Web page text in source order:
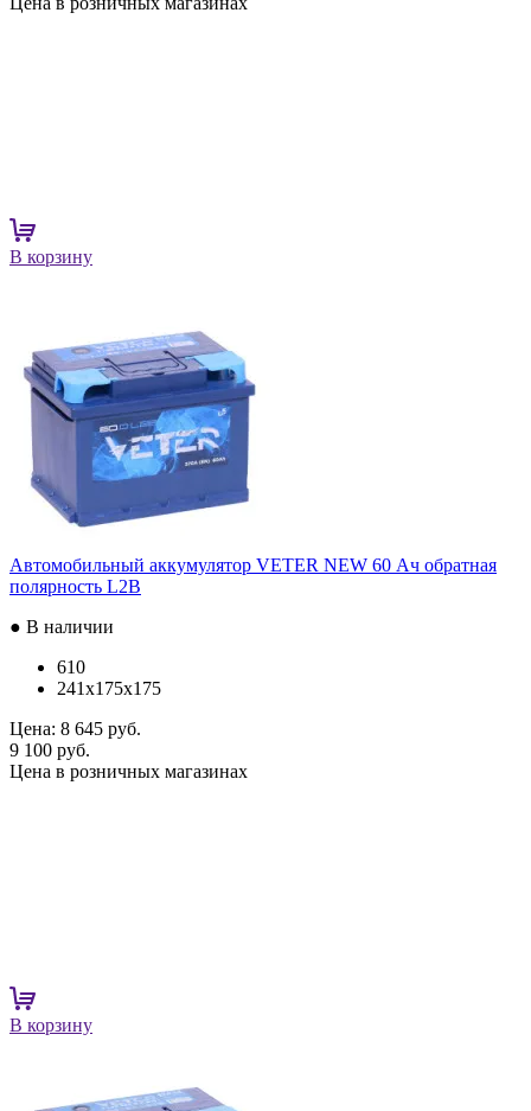
В корзину
Автомобильный аккумулятор VETER NEW 60 Ач обратная
полярность L2B
● В наличии
610
241x175x175
Цена: 8 645 руб.
9 100 руб.
Цена в розничных магазинах
В корзину